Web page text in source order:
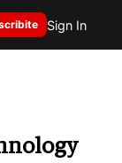
Sign In